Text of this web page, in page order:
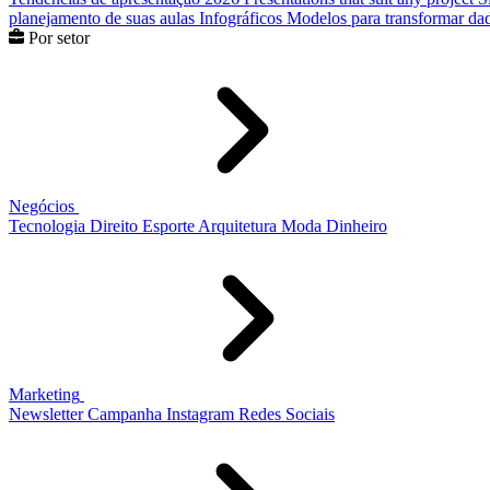
planejamento de suas aulas Infográficos Modelos para transformar
Por setor
Negócios
Tecnologia Direito Esporte Arquitetura Moda Dinheiro
Marketing
Newsletter Campanha Instagram Redes Sociais